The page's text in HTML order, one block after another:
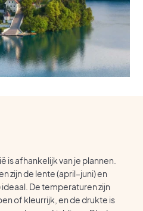
is afhankelijk van je plannen.
zijn de lente (april–juni) en
De temperaturen zijn
of kleurrijk, en de drukte is